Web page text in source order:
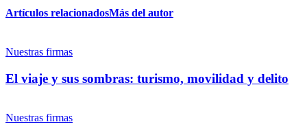
Artículos relacionadosMás del autor
Nuestras firmas
El viaje y sus sombras: turismo, movilidad y delito
Nuestras firmas